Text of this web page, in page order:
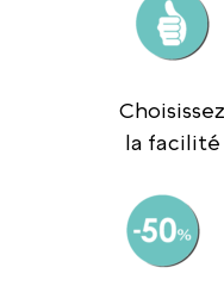
Choisissez
la facilité